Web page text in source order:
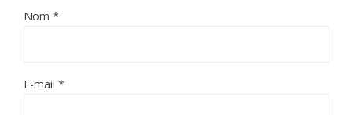
Nom *
E-mail *